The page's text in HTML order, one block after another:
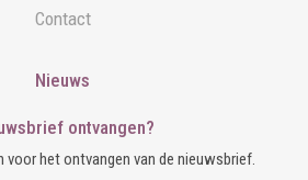
Contact
Nieuws
ontvangen?
voor het ontvangen van de nieuwsbrief.